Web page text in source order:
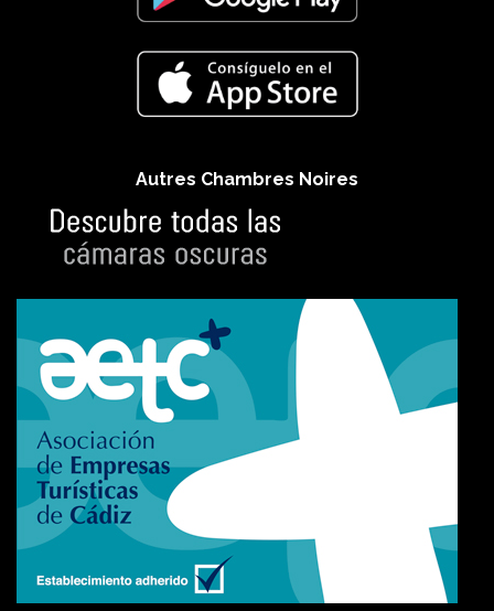
Autres Chambres Noires